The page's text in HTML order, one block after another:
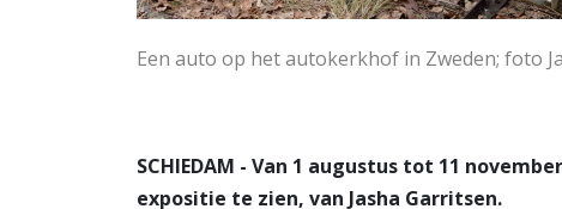
Een auto op het autokerkhof in Zweden; foto
SCHIEDAM - Van 1 augustus tot 11
expositie te zien, van Jasha Garritsen.